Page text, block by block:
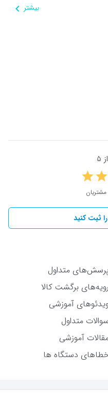
بیشتر
ثبت کنید
متداول
رویه‌های برگشت کالا
آموزشی
سوالات متداول
آموزشی
دستگاه ها